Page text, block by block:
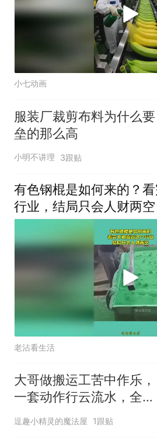
小七动画
服装厂裁剪布料为什么要
垒的那么高
小明不讲理 3跟贴
有色钢棍是如何来的？
行业，结局只会人财两空
老沾看生活
大哥做搬运工苦中作乐，
一套动作行云流水，全是
经验之谈！
逗趣小精灵的魔法屋 1跟贴